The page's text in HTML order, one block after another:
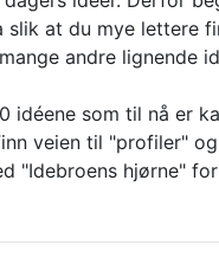
at du mye lettere
andre lignende
idéene som til nå er
veien til "profiler"
"Idebroens hjørne"